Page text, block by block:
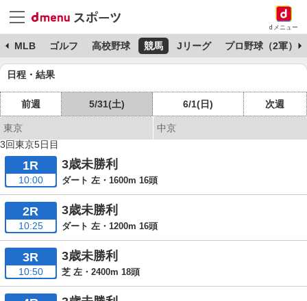
dメニュー
MLB ゴルフ 高校野球 競馬 Jリーグ プロ野球（2軍）
日程・結果
前週 5/31(土) 6/1(日) 次週
東京
中京
3回東京5日目
1R
10:00
3歳未勝利
ダート 左・1600m 16頭
2R
10:25
3歳未勝利
ダート 左・1200m 16頭
3R
10:50
3歳未勝利
芝 左・2400m 18頭